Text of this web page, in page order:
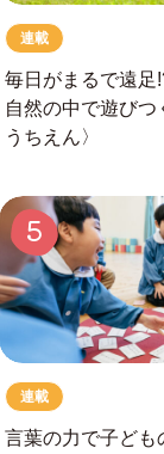
連載
毎日がまるで遠足
自然の中で遊びつ
うちえん〉
5
連載
言葉の力で子ども